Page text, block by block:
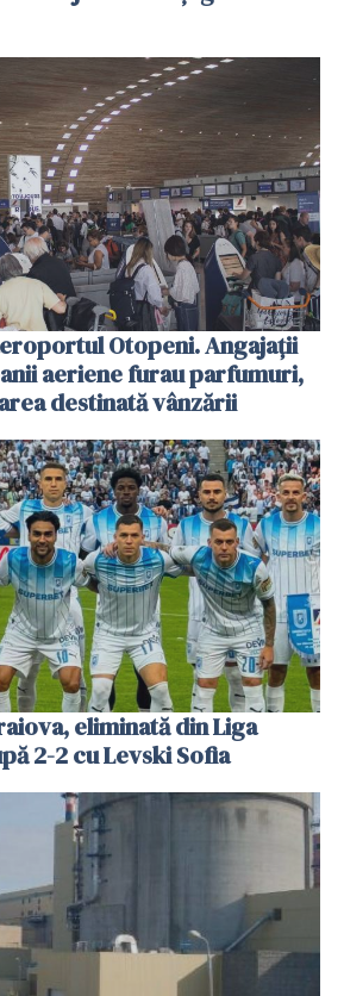
Otopeni. Angajații
aeriene furau parfumuri,
destinată vânzării
eliminată din Liga
2-2 cu Levski Sofia